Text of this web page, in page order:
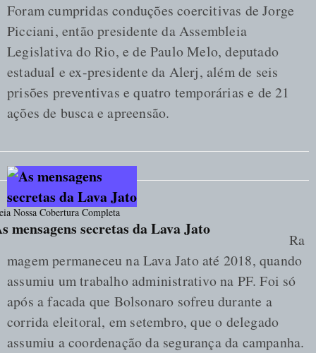
Foram cumpridas conduções coercitivas de Jorge
Picciani, então presidente da Assembleia
Legislativa do Rio, e de Paulo Melo, deputado
estadual e ex-presidente da Alerj, além de seis
prisões preventivas e quatro temporárias e de 21
ações de busca e apreensão.
Nossa Cobertura Completa
mensagens secretas da Lava Jato
Ra
magem permaneceu na Lava Jato até 2018, quando
assumiu um trabalho administrativo na PF. Foi só
após a facada que Bolsonaro sofreu durante a
corrida eleitoral, em setembro, que o delegado
assumiu a coordenação da segurança da campanha.